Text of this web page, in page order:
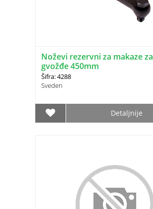
Noževi rezervni za makaze za
gvožđe 450mm
Šifra: 4288
Sveden
Detaljnije